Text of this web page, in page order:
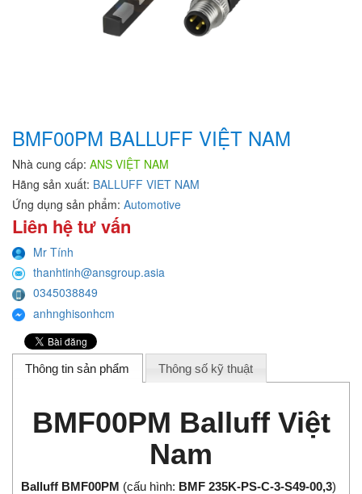
BMF00PM BALLUFF VIỆT NAM
Nhà cung cấp: ANS VIỆT NAM
Hãng sản xuất: BALLUFF VIET NAM
Ứng dụng sản phẩm: Automotive
Liên hệ tư vấn
Mr Tính
thanhtinh@ansgroup.asia
0345038849
anhnghisonhcm
Thông tin sản phẩm Thông số kỹ thuật
BMF00PM Balluff Việt
Nam
Balluff BMF00PM (cấu hình: BMF 235K-PS-C-3-S49-00,3)